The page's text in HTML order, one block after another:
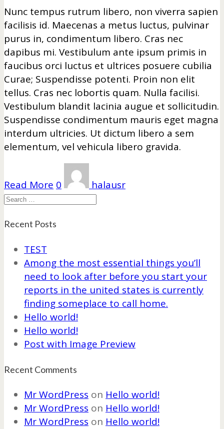
Nunc tempus rutrum libero, non viverra sapien
facilisis id. Maecenas a metus luctus, pulvinar
purus in, condimentum libero. Cras nec
dapibus mi. Vestibulum ante ipsum primis in
faucibus orci luctus et ultrices posuere cubilia
Curae; Suspendisse potenti. Proin non elit
tellus. Cras nec lobortis quam. Nulla facilisi.
Vestibulum blandit lacinia augue et sollicitudin.
Suspendisse condimentum mauris eget magna
interdum ultricies. Ut dictum libero a sem
elementum, vel vehicula libero gravida.
Read More 0
halausr
Search
Recent Posts
TEST
Among the most essential things you’ll
need to look after before you start your
reports in the united states is currently
finding someplace to call home.
Hello world!
Hello world!
Post with Image Preview
Recent Comments
Mr WordPress on Hello world!
Mr WordPress on Hello world!
Mr WordPress on Hello world!